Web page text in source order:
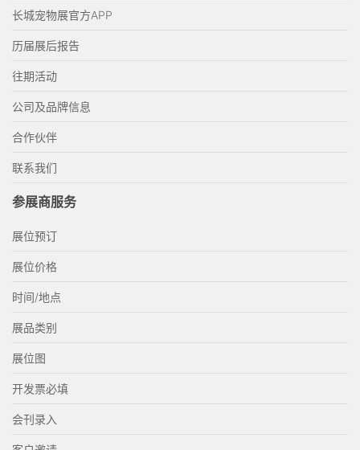
长城宠物展官方APP
历届展后报告
往期活动
公司及品牌信息
合作伙伴
联系我们
参展商服务
展位预订
展位价格
时间/地点
展品类别
展位图
开发票必填
会刊录入